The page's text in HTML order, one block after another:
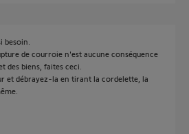
de courroie n'est aucune conséquence
des biens, faites ceci.
et débrayez-la en tirant la cordelette, la